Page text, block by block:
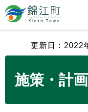
錦江町 Kinko
Town
更新日：2022
施策・計画